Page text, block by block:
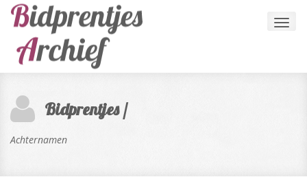
Bidprentjes /
Achternamen